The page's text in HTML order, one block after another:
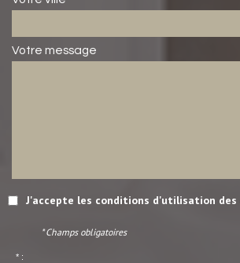
Votre message
J'accepte les conditions d'utilisation des
* Champs obligatoires
* :